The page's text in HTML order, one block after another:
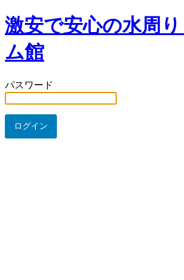
激安で安心の水周
ム館
パスワード